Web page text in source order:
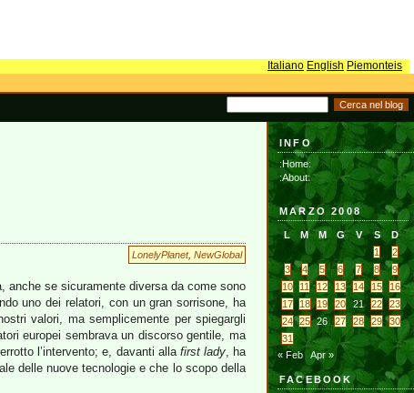
Italiano English Piemonteis
LonelyPlanet, NewGlobal
anche se sicuramente diversa da come sono
uno dei relatori, con un gran sorrisone, ha
valori, ma semplicemente per spiegargli
europei sembrava un discorso gentile, ma
l’intervento; e, davanti allafirst lady, ha
delle nuove tecnologie e che lo scopo della
INFO
:Home:
:About:
MARZO 2008
L M M G V S
D
1
2
3
4 5 6 7 8
9
10
11 12 13 14 15
16
17
18 19 20 21 22
23
24
25 26 27 28 29
30
31
« Feb
Apr »
FACEBOOK